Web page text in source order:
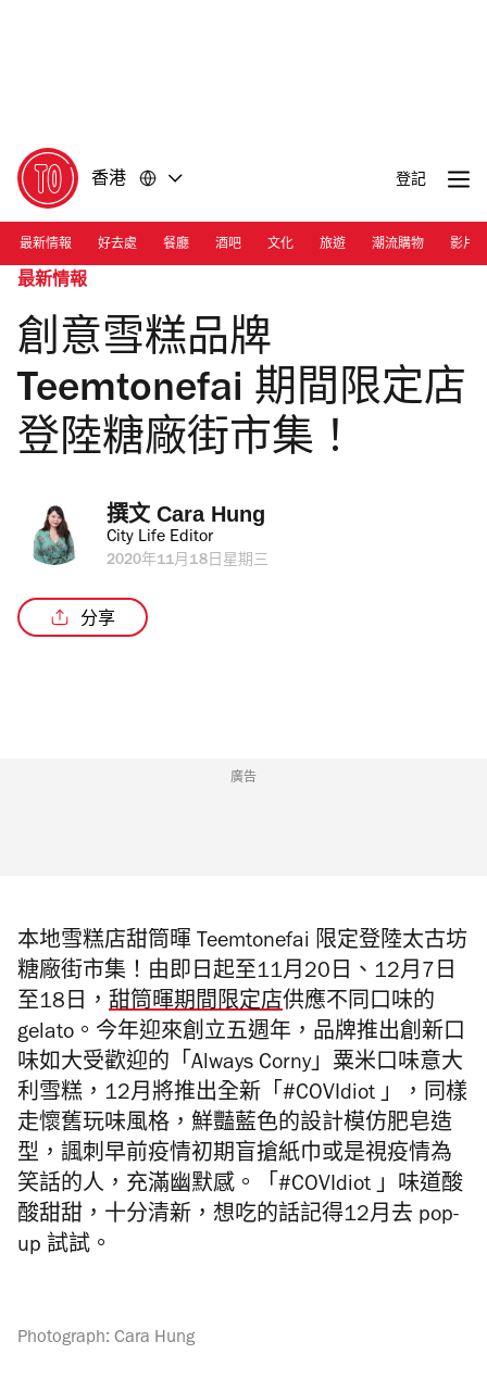
香港 登記
最新情報 好去處 餐廳 酒吧 文化 旅遊 潮流購物 影片
最新情報
創意雪糕品牌
Teemtonefai 期間限定店
登陸糖廠街市集！
撰文 Cara Hung
City Life Editor
2020年11月18日星期三
分享
廣告
本地雪糕店甜筒暉 Teemtonefai 限定登陸太古坊
糖廠街市集！由即日起至11月20日、12月7日
至18日， 甜筒暉期間限定店供應不同口味的
gelato。今年迎來創立五週年，品牌推出創新口
味如大受歡迎的「Always Corny」粟米口味意大
利雪糕，12月將推出全新「#COVIdiot 」，同樣
走懷舊玩味風格，鮮豔藍色的設計模仿肥皂造
型，諷刺早前疫情初期盲搶紙巾或是視疫情為
笑話的人，充滿幽默感。「#COVIdiot 」味道酸
酸甜甜，十分清新，想吃的話記得12月去 pop-
up 試試。
Photograph: Cara Hung